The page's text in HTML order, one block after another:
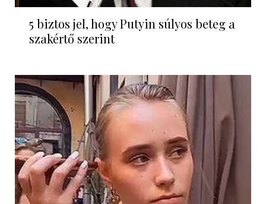
5 biztos jel, hogy Putyin súlyos beteg a
szakértő szerint